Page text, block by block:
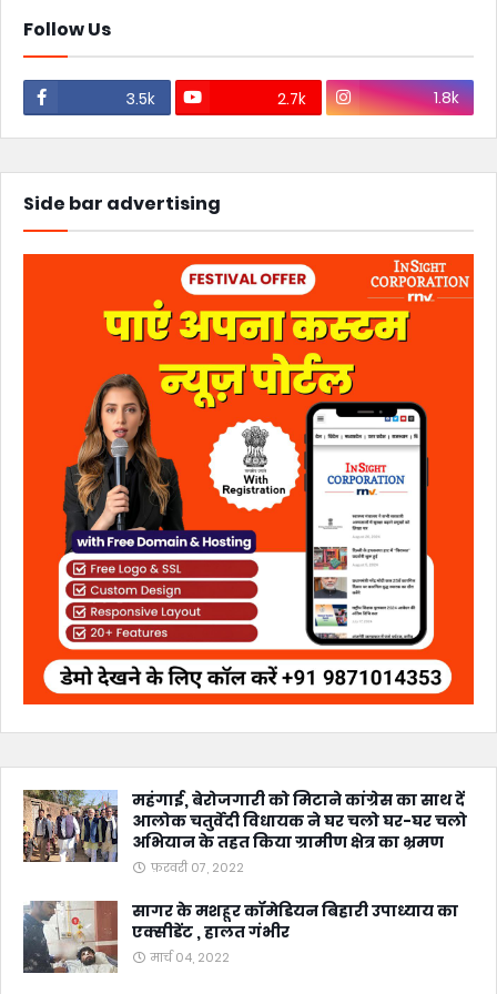
Follow Us
3.5k 2.7k 1.8k
Side bar advertising
महंगाई, बेरोजगारी को मिटाने कांग्रेस का साथ दें
आलोक चतुर्वेदी विधायक ने घर चलो घर-घर चलो
अभियान के तहत किया ग्रामीण क्षेत्र का भ्रमण
फ़रवरी 07, 2022
सागर के मशहूर कॉमेडियन बिहारी उपाध्याय का
एक्सीडेंट , हालत गंभीर
मार्च 04, 2022